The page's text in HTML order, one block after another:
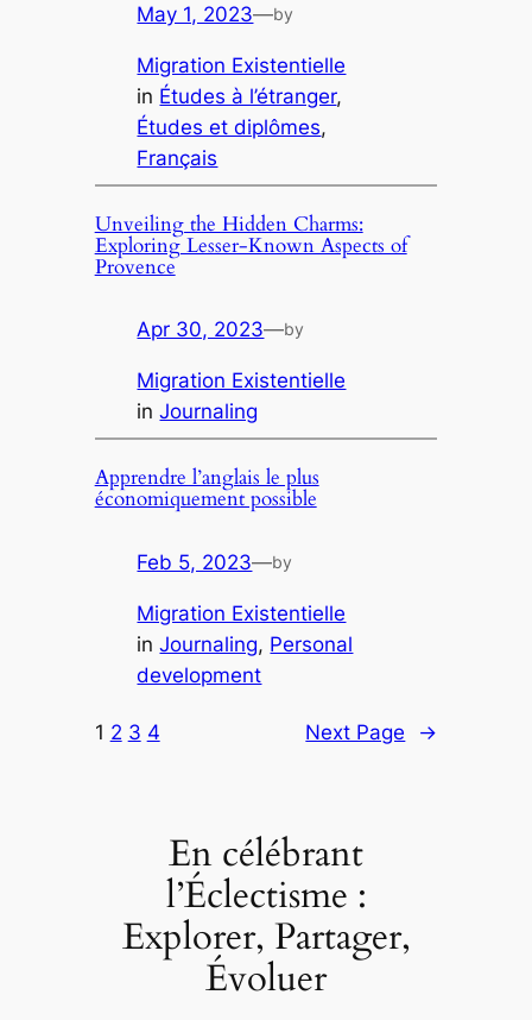
May 1, 2023—by
Migration Existentielle
in Études à l’étranger
Études et diplômes
Français
Unveiling the Hidden Charms:
Exploring Lesser-Known Aspects of
Provence
Apr 30, 2023—by
Migration Existentielle
inJournaling
Apprendre l’anglais le plus
économiquement possible
Feb 5, 2023—by
Migration Existentielle
inJournaling, Personal
development
1 2 3 4 Next Page →
En célébrant
l’Éclectisme :
Explorer, Partager,
Évoluer